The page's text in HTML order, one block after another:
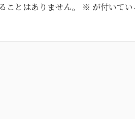
ことはありません。 ※ が付いて